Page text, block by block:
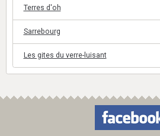
Terres d'oh
Sarrebourg
Les gites du verre-luisant